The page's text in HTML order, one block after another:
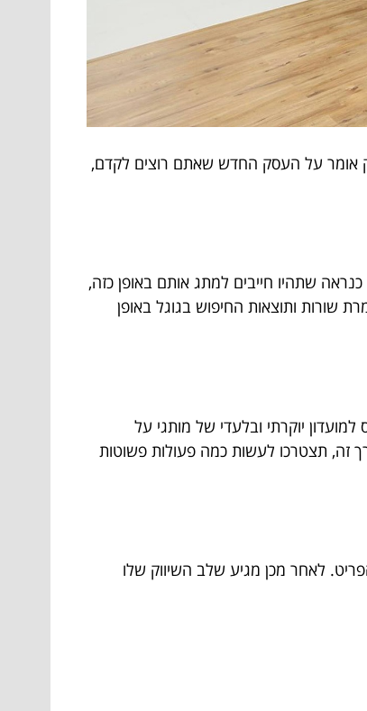
אז מה זה בדיוק אומר על העסק החדש שאתם רוצים לקדם,
כנראה שתהיו חייבים למתג אותם באופן כזה,
שורות ותוצאות החיפוש בגוגל באופן
יוקרתי ובלעדי של מותגי על
זה, תצטרכו לעשות כמה פעולות פשוטות
לאחר מכן מגיע שלב השיווק שלו